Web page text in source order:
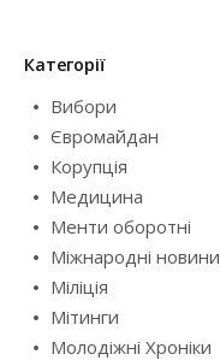
Категорії
Вибори
Євромайдан
Корупція
Медицина
Менти оборотні
Міжнародні новини
Міліція
Мітинги
Молодіжні Хроніки